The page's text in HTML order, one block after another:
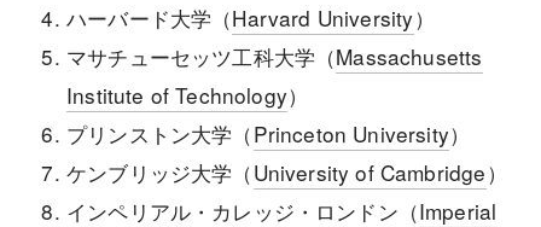
ハーバード大学（Harvard University）
マサチューセッツ工科大学（Massachusetts
Institute of Technology）
プリンストン大学（Princeton University）
ケンブリッジ大学（University of Cambridge）
インペリアル・カレッジ・ロンドン（Imperial